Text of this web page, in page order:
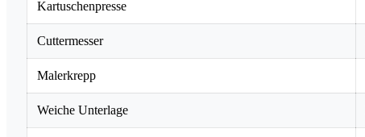
Kartuschenpresse
Cuttermesser
Malerkrepp
Weiche Unterlage